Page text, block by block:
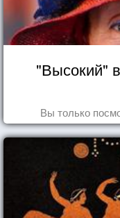
"Высокий"
Вы только